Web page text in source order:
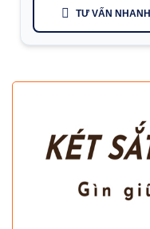
TƯ VẤN NHANH